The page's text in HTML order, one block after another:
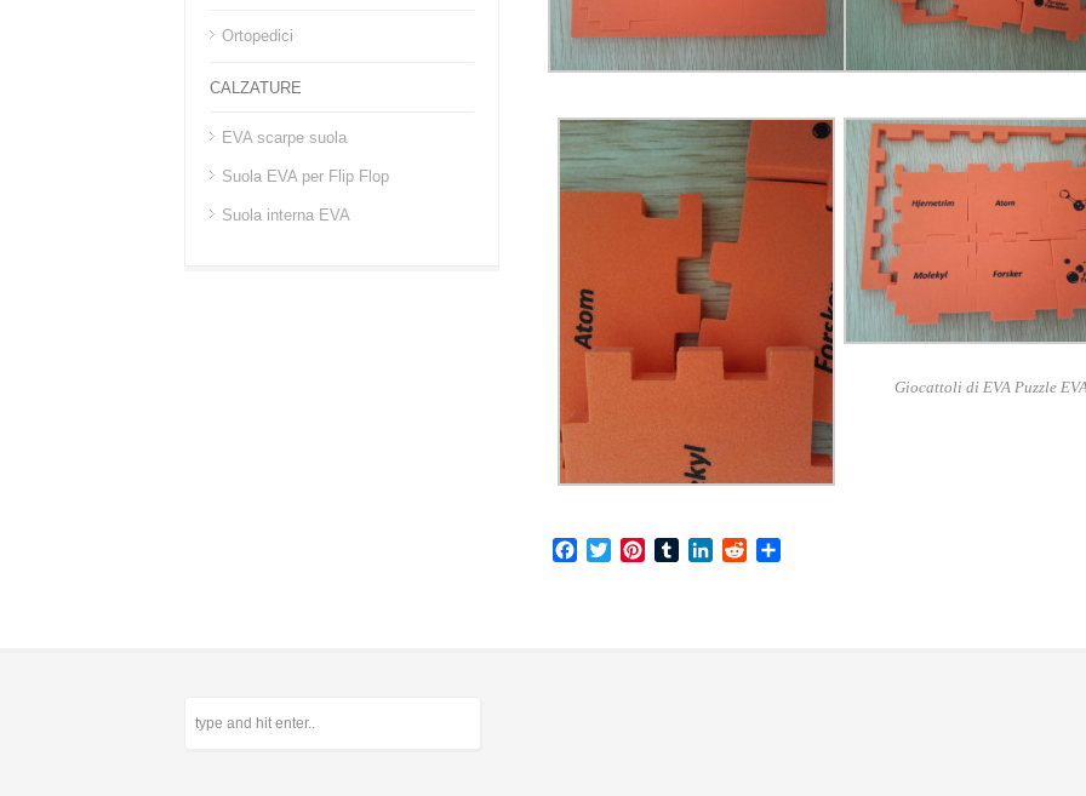
Giocattoli di EVA Puzzle
Facebook
TwitterPinterestTumblrLinkedInReddit
Ortopedici
CALZATURE
EVA scarpe suola
Suola EVA per Flip Flop
Suola interna EVA